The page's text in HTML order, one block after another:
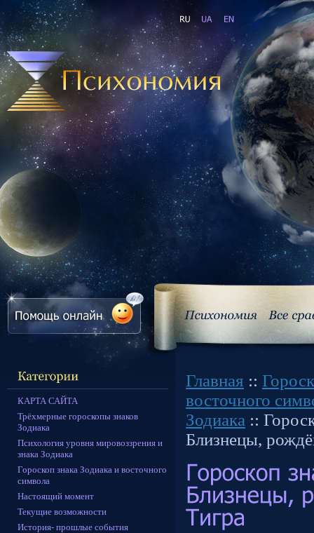
КАРТА САЙТА
Трёхмерные гороскопы знаков
Зодиака
Психология уровня мировоззрения и
знака Зодиака
Гороскоп знака Зодиака и восточного
символа
Настоящий момент
Текущие возможности
История- прошлые события
Главная ::
восточного
Зодиака ::
Близнецы,